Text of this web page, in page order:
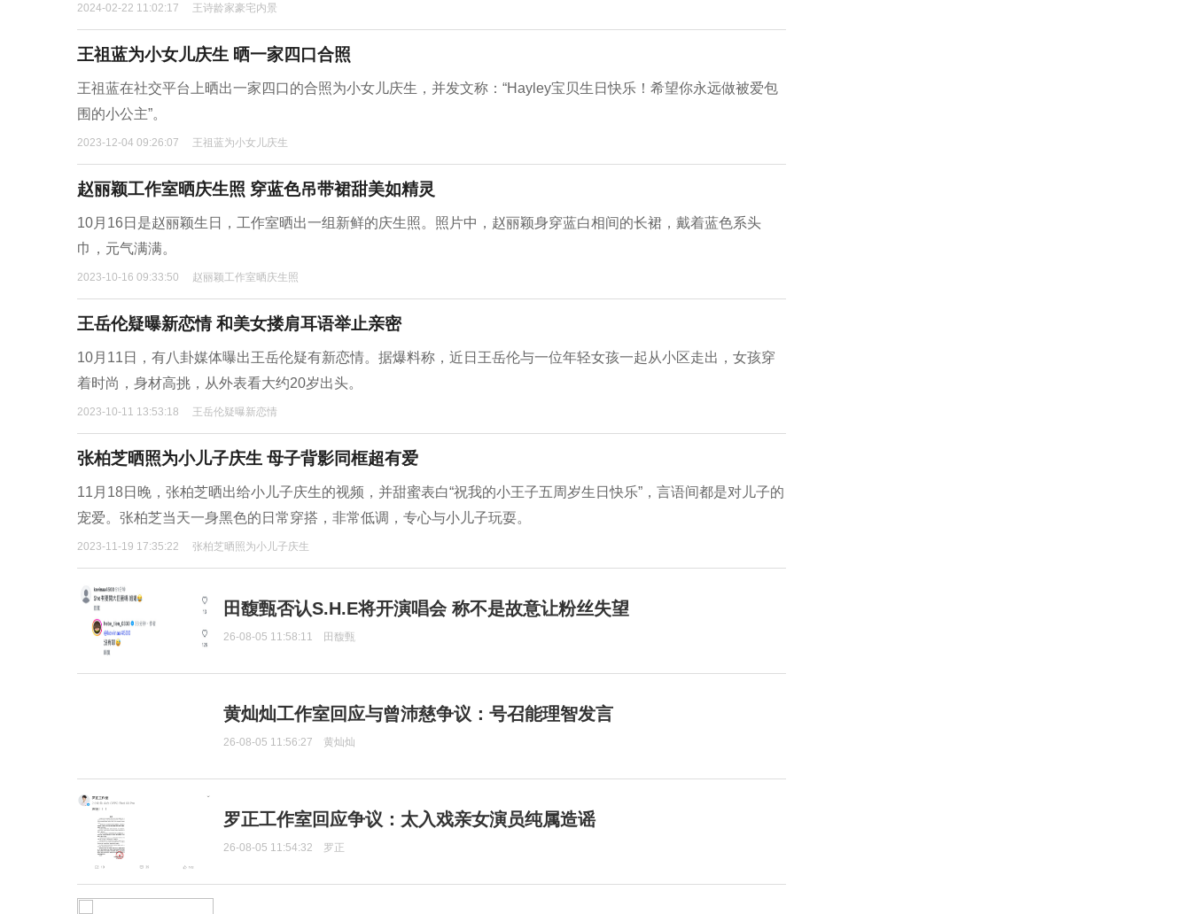
2024-02-22 11:02:17 王诗龄家豪宅内景
王祖蓝为小女儿庆生 晒一家四口合照
王祖蓝在社交平台上晒出一家四口的合照为小女儿庆生，并发文称：“Hayley宝贝生日快乐！希望你永远做被爱包
围的小公主”。
2023-12-04 09:26:07 王祖蓝为小女儿庆生
赵丽颖工作室晒庆生照 穿蓝色吊带裙甜美如精灵
10月16日是赵丽颖生日，工作室晒出一组新鲜的庆生照。照片中，赵丽颖身穿蓝白相间的长裙，戴着蓝色系头
巾，元气满满。
2023-10-16 09:33:50 赵丽颖工作室晒庆生照
王岳伦疑曝新恋情 和美女搂肩耳语举止亲密
10月11日，有八卦媒体曝出王岳伦疑有新恋情。据爆料称，近日王岳伦与一位年轻女孩一起从小区走出，女孩穿
着时尚，身材高挑，从外表看大约20岁出头。
2023-10-11 13:53:18 王岳伦疑曝新恋情
张柏芝晒照为小儿子庆生 母子背影同框超有爱
11月18日晚，张柏芝晒出给小儿子庆生的视频，并甜蜜表白“祝我的小王子五周岁生日快乐”，言语间都是对儿子的
宠爱。张柏芝当天一身黑色的日常穿搭，非常低调，专心与小儿子玩耍。
2023-11-19 17:35:22 张柏芝晒照为小儿子庆生
田馥甄否认S.H.E将开演唱会 称不是故意让粉丝失望
26-08-05 11:58:11 田馥甄
黄灿灿工作室回应与曾沛慈争议：号召能理智发言
26-08-05 11:56:27 黄灿灿
罗正工作室回应争议：太入戏亲女演员纯属造谣
26-08-05 11:54:32 罗正